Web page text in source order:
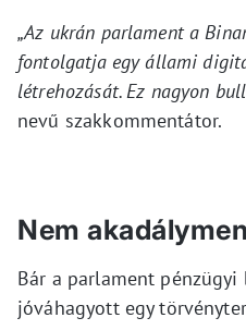
„Az ukrán parlament a
fontolgatja egy állami
létrehozását. Ez nagyon
nevű szakkommentátor.
Nem
Bár a parlament
jóváhagyott egy